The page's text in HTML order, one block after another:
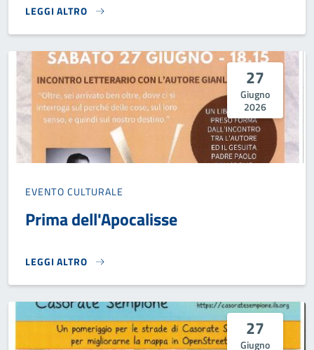
LEGGI ALTRO
E-STATE ALLO SPAZIO}
27
Giugno
2026
EVENTO CULTURALE
Prima dell'Apocalisse
LEGGI ALTRO
PRIMA DELL'APOCALISSE}
27
Giugno